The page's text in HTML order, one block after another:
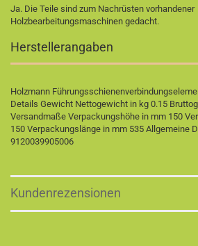
Ja. Die Teile sind zum Nachrüsten vorhandener
Holzbearbeitungsmaschinen gedacht.
Herstellerangaben
Holzmann
Details Gewicht Nettogewicht in kg 0.15
Versandmaße Verpackungshöhe in mm 150
150 Verpackungslänge in mm 535 Allgemeine
9120039905006
Kundenrezensionen